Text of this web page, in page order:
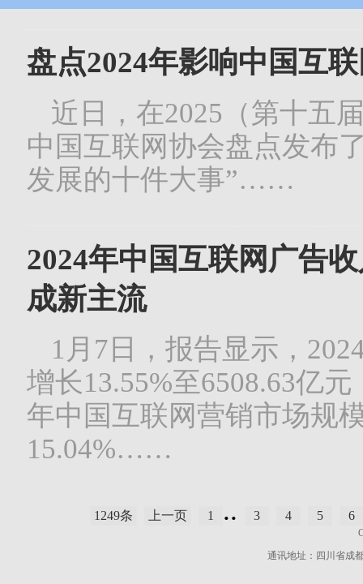
盘点2024年影响中国互
近日，在2025（第十五
中国互联网协会盘点发布
发展的十件大事”……
2024年中国互联网广告
成新主流
1月7日，报告显示，
增长13.55%至6508.63亿
年中国互联网营销市场规
15.04%……
1249条 上一页 1 .. 3 4 5 6
通讯地址：四川省成